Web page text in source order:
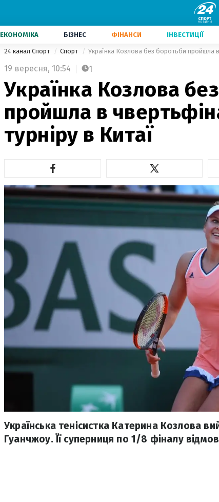
ЕКОНОМІКА БІЗНЕС ФІНАНСИ ІНВЕСТИЦІЇ
24 канал Спорт Спорт Українка Козлова без боротьби пройшла в
19 вересня, 10:54 1
Українка Козлова
пройшла в
турніру в Китаї
Українська тенісистка Катерина Козлова
Гуанчжоу. Її суперниця по 1/8 фіналу